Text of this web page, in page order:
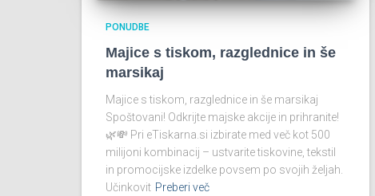
PONUDBE
Majice s tiskom, razglednice in še
marsikaj
Majice s tiskom, razglednice in še marsikaj
Spoštovani! Odkrijte majske akcije in prihranite!
🌿💸 Pri eTiskarna.si izbirate med več kot 500
milijoni kombinacij – ustvarite tiskovine, tekstil
in promocijske izdelke povsem po svojih željah.
Učinkovit Preberi več